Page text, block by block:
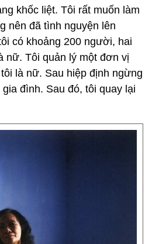
khốc liệt. Tôi rất muốn làm
nên đã tình nguyện lên
có khoảng 200 người, hai
nữ. Tôi quản lý một đơn vị
là nữ. Sau hiệp định ngừng
đình. Sau đó, tôi quay lại